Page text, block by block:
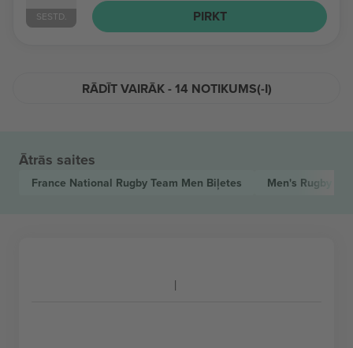
SESTD.
PIRKT
RĀDĪT VAIRĀK - 14 NOTIKUMS(-I)
Ātrās saites
France National Rugby Team Men Biļetes Men's Rugby